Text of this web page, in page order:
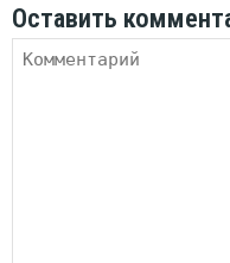
Оставить